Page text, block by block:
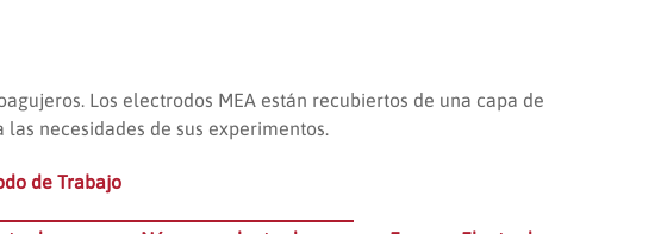
Los electrodos MEA están recubiertos de una capa de
necesidades de sus experimentos.
de Trabajo